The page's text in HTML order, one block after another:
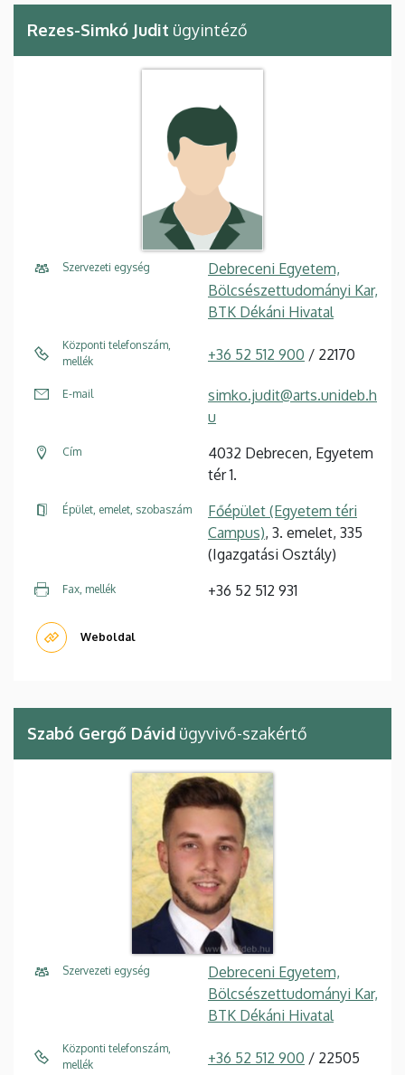
Rezes-Simkó Judit ügyintéző
Szervezeti egység
Debreceni Egyetem,
Bölcsészettudományi Kar,
BTK Dékáni Hivatal
Központi telefonszám,
mellék
+36 52 512 900 / 22170
E-mail
simko.judit@arts.unideb.h
u
Cím
4032 Debrecen, Egyetem
tér 1.
Épület, emelet, szobaszám
Főépület (Egyetem téri
Campus), 3. emelet, 335
(Igazgatási Osztály)
Fax, mellék +36 52 512 931
Weboldal
Szabó Gergő Dávid ügyvivő-szakértő
Szervezeti egység
Debreceni Egyetem,
Bölcsészettudományi Kar,
BTK Dékáni Hivatal
Központi telefonszám,
mellék
+36 52 512 900 / 22505